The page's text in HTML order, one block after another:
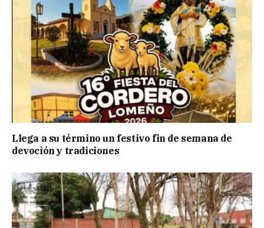
Llega a su término un festivo fin de semana de
devoción y tradiciones